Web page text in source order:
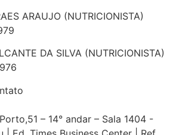
ARAUJO (NUTRICIONISTA)
DA SILVA (NUTRICIONISTA)
– 14° andar – Sala 1404 -